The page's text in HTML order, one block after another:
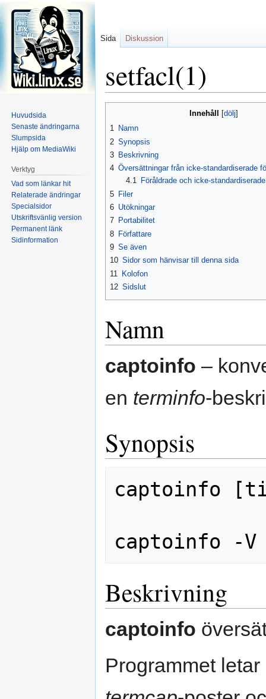
setfacl(1)
Innehåll
1 Namn
2 Synopsis
3 Beskrivning
4 Översättningar från icke-standardiserade
4.1
Föråldrade och icke-
5 Filer
6 Utökningar
7 Portabilitet
8 Författare
9 Se även
10 Sidor som hänvisar till denna sida
11
Kolofon
12 Sidslut
Namn
captoinfo –
en terminfo-
Synopsis
captoinfo
Beskrivning
captoinfo
Programmet
Sida Diskussion
Huvudsida
Senaste ändringarna
Slumpsida
Hjälp om MediaWiki
Verktyg
Vad som länkar hit
Relaterade ändringar
Specialsidor
Utskriftsvänlig version
Permanent länk
Sidinformation